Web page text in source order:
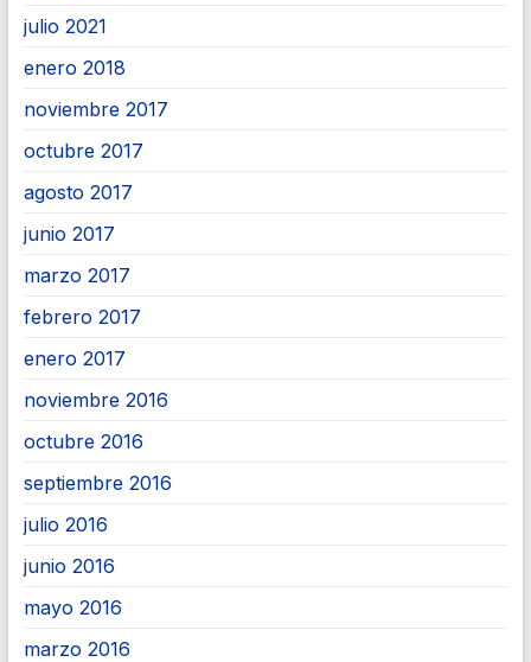
julio 2021
enero 2018
noviembre 2017
octubre 2017
agosto 2017
junio 2017
marzo 2017
febrero 2017
enero 2017
noviembre 2016
octubre 2016
septiembre 2016
julio 2016
junio 2016
mayo 2016
marzo 2016